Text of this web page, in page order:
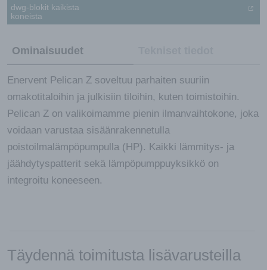
dwg-blokit kaikista
koneista
Ominaisuudet
Enervent Pelican Z soveltuu parhaiten suuriin
omakotitaloihin ja julkisiin tiloihin, kuten toimistoihin.
Pelican Z on valikoimamme pienin ilmanvaihtokone, joka
voidaan varustaa sisäänrakennetulla
poistoilmalämpöpumpulla (HP). Kaikki lämmitys- ja
jäähdytyspatterit sekä lämpöpumppuyksikkö on
integroitu koneeseen.
Täydennä toimitusta lisävarusteilla